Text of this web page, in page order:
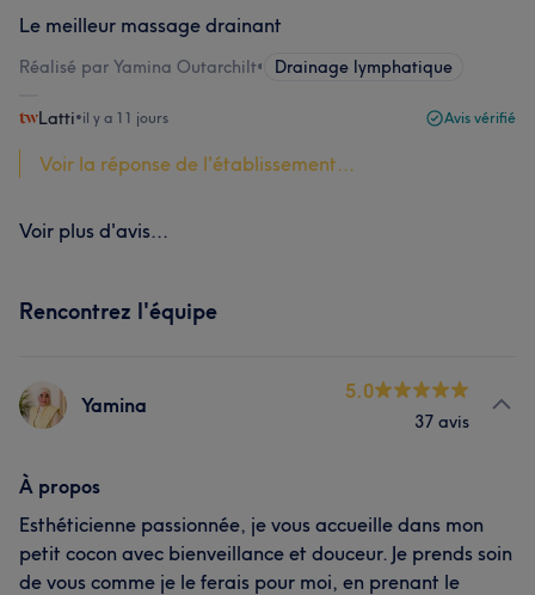
Le meilleur massage drainant
Réalisé par Yamina Outarchilt• Drainage lymphatique
Latti•il y a 11 jours Avis vérifié
Voir la réponse de l'établissement...
Voir plus d'avis...
Rencontrez l'équipe
Yamina
5.0
37 avis
À propos
Esthéticienne passionnée, je vous accueille dans mon
petit cocon avec bienveillance et douceur. Je prends soin
de vous comme je le ferais pour moi, en prenant le